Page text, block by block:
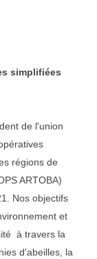
simplifiées
de l'union
régions de
ARTOBA)
Nos objectifs
et
à travers la
d'abeilles, la